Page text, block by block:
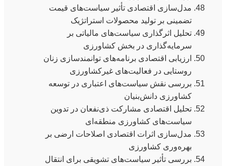
مدل‌سازی اقتصادی تأثیر سیاست‌های قیمت
تضمینی بر تولید محصولات استراتژیک
تحلیل اثرگذاری سیاست‌های مالیاتی بر
سرمایه‌گذاری در بخش کشاورزی
ارزیابی اقتصادی برنامه‌های توانمندسازی زنان
روستایی در فعالیت‌های غیرکشاورزی
بررسی نقش سیاست‌های اعتباری در توسعه
کشاورزی دانش‌بنیان
تحلیل اقتصادی مشارکت ذی‌نفعان در تدوین
سیاست‌های کشاورزی منطقه‌ای
مدل‌سازی اثرات اقتصادی اصلاحات ارضی بر
بهره‌وری کشاورزی
بررسی تأثیر سیاست‌های تشویقی برای انتقال